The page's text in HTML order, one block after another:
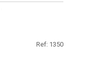
Ref: 1350